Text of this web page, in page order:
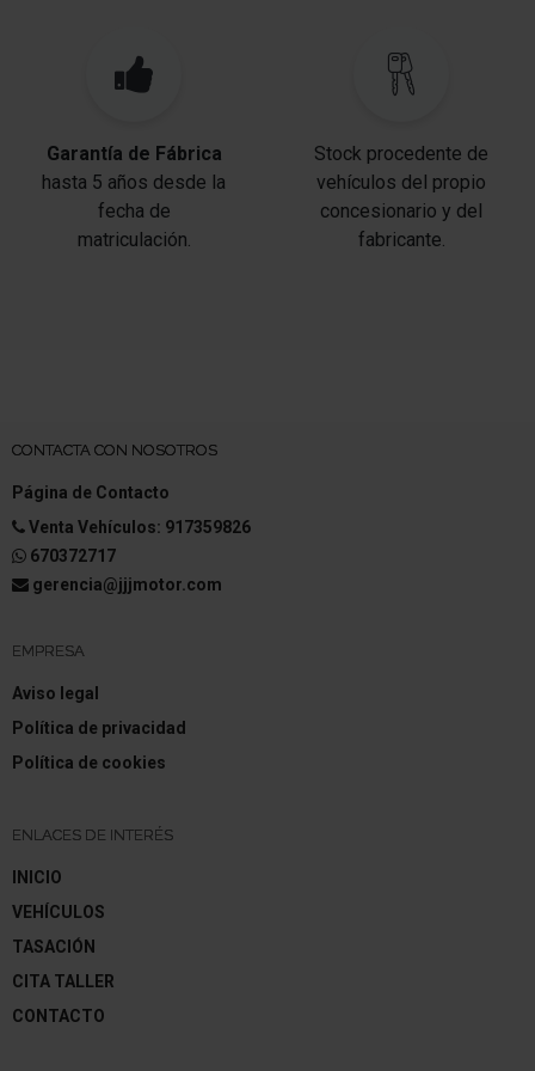
Reducción polución según norma gases escape
Euro 6d
Filtro partículas
Garantía de Fábrica
hasta 5 años desde la
fecha de
matriculación.
Stock procedente de
vehículos del propio
concesionario y del
fabricante.
CONTACTA CON NOSOTROS
Página de Contacto
Venta Vehículos: 917359826
670372717
gerencia@jjjmotor.com
EMPRESA
Aviso legal
Política de privacidad
Política de cookies
ENLACES DE INTERÉS
INICIO
VEHÍCULOS
TASACIÓN
CITA TALLER
CONTACTO